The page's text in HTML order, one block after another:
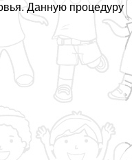
Данную процедуру